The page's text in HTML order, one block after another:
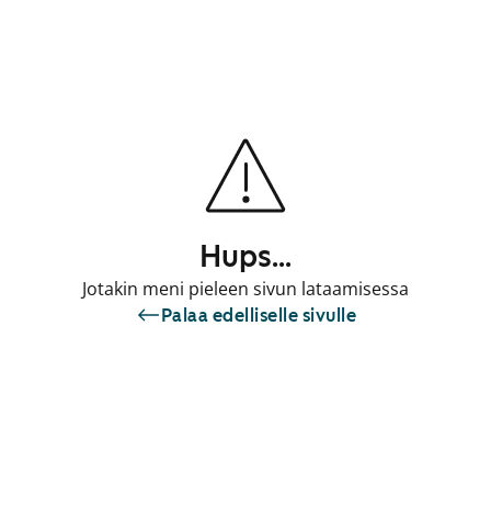
Hups...
Jotakin meni pieleen sivun lataamisessa
Palaa edelliselle sivulle